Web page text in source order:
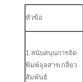
หัวข้อ
1.สนับสนุนการจัด
พิมพ์จุลสารเกลียว
สัมพันธ์